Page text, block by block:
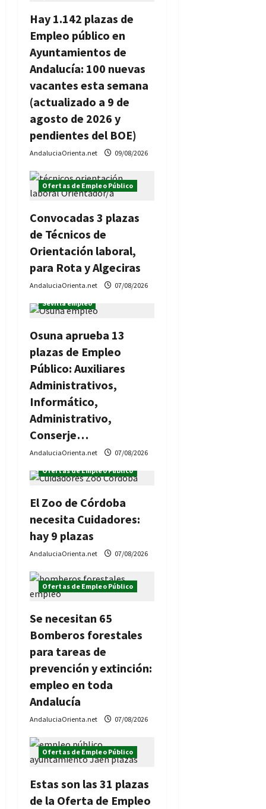
d
e
e
n
t
r
a
d
a
s
Hay 1.142 plazas de
Empleo público en
Ayuntamientos de
Andalucía: 100 nuevas
vacantes esta semana
(actualizado a 9 de
agosto de 2026 y
pendientes del BOE)
AndaluciaOrienta.net 09/08/2026
Ofertas de Empleo Público
Convocadas 3 plazas
de Técnicos de
Orientación laboral,
para Rota y Algeciras
AndaluciaOrienta.net 07/08/2026
Ofertas de Empleo Público
Sevilla empleo
Osuna aprueba 13
plazas de Empleo
Público: Auxiliares
Administrativos,
Informático,
Administrativo,
Conserje…
AndaluciaOrienta.net
07/08/2026
Ofertas de Empleo Público
El Zoo de Córdoba
necesita Cuidadores:
hay 9 plazas
AndaluciaOrienta.net 07/08/2026
Ofertas de Empleo Público
Se necesitan 65
Bomberos forestales
para tareas de
prevención y extinción:
empleo en toda
Andalucía
AndaluciaOrienta.net 07/08/2026
Ofertas de Empleo Público
Estas son las 31 plazas
de la Oferta de Empleo